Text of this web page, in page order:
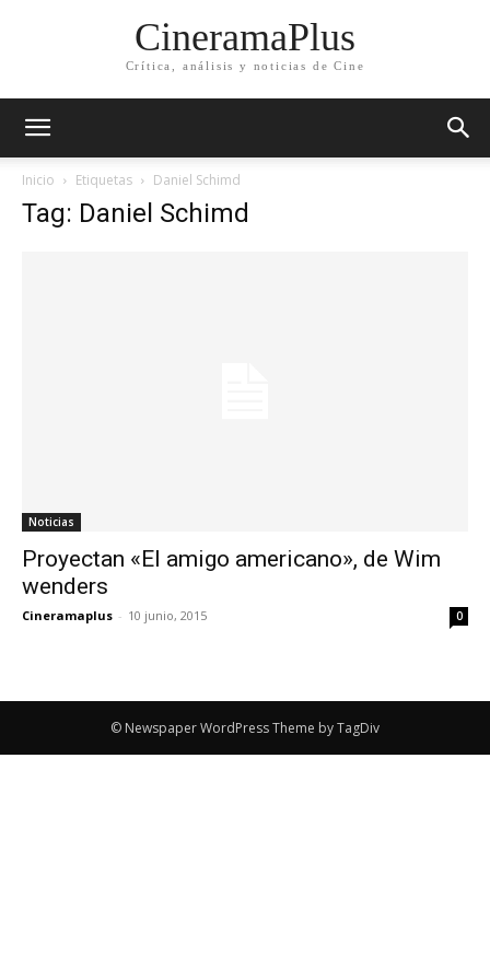
CineramaPlus
Crítica, análisis y noticias de Cine
Inicio Etiquetas Daniel Schimd
Tag: Daniel Schimd
Noticias
Proyectan «El amigo americano», de Wim
wenders
Cineramaplus - 10 junio, 2015 0
© Newspaper WordPress Theme by TagDiv